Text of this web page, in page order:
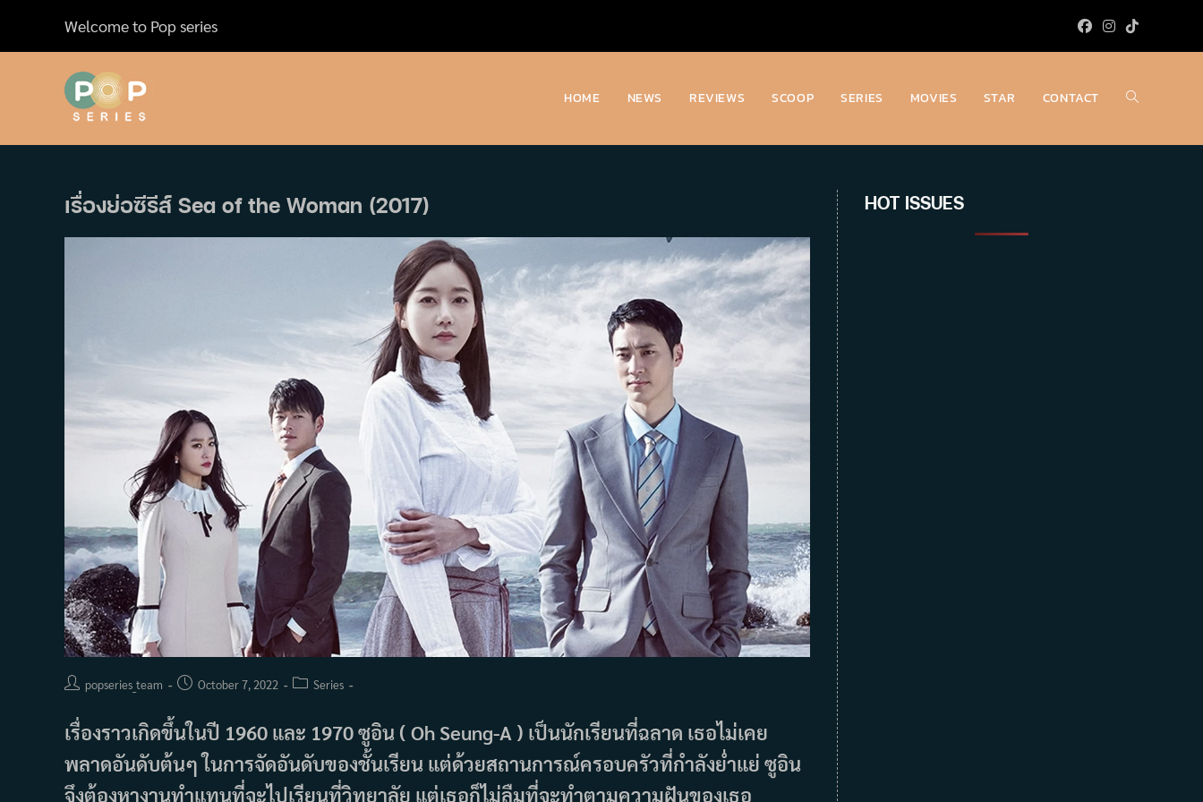
content
Welcome to Pop series
HOME NEWS REVIEWS SCOOP SERIES MOVIES STAR CONTACT Toggle
เรื่องย่อซีรีส์ Sea of the Woman (2017)
Postpopseries_team
PostOctober 7, 2022
PostSeries
เรื่องราวเกิดขึ้นในปี 1960 และ 1970 ซูอิน ( Oh Seung-A ) เป็นนักเรียนที่ฉลาด เธอไม่เคย
พลาดอันดับต้นๆ ในการจัดอันดับของชั้นเรียน แต่ด้วยสถานการณ์ครอบครัวที่กำลังย่ำแย่ ซูอิน
จึงต้องหางานทำแทนที่จะไปเรียนที่วิทยาลัย แต่เธอก็ไม่ลืมที่จะทำตามความฝันของเธอ
HOT ISSUES